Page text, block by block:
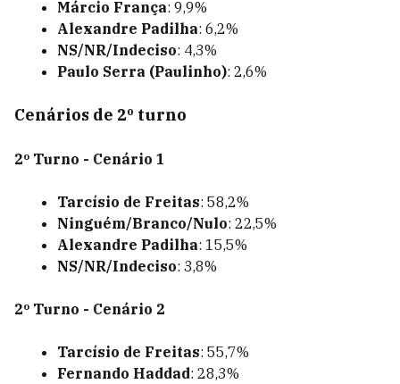
Márcio França: 9,9%
Alexandre Padilha: 6,2%
NS/NR/Indeciso: 4,3%
Paulo Serra (Paulinho): 2,6%
Cenários de 2º turno
2º Turno - Cenário 1
Tarcísio de Freitas: 58,2%
Ninguém/Branco/Nulo: 22,5%
Alexandre Padilha: 15,5%
NS/NR/Indeciso: 3,8%
2º Turno - Cenário 2
Tarcísio de Freitas: 55,7%
Fernando Haddad: 28,3%